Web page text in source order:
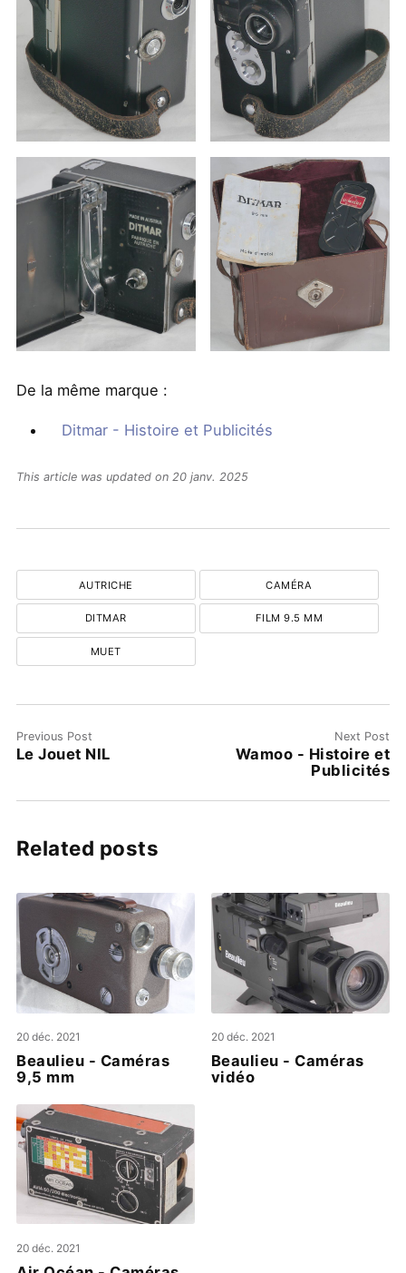
De la même marque :
Ditmar - Histoire et Publicités
This article was updated on 20 janv. 2025
AUTRICHE CAMÉRA
DITMAR FILM 9.5 MM
MUET
Previous Post
Le Jouet NIL
Next Post
Wamoo - Histoire et
Publicités
Related posts
20 déc. 2021
Beaulieu - Caméras
9,5 mm
20 déc. 2021
Beaulieu - Caméras
vidéo
20 déc. 2021